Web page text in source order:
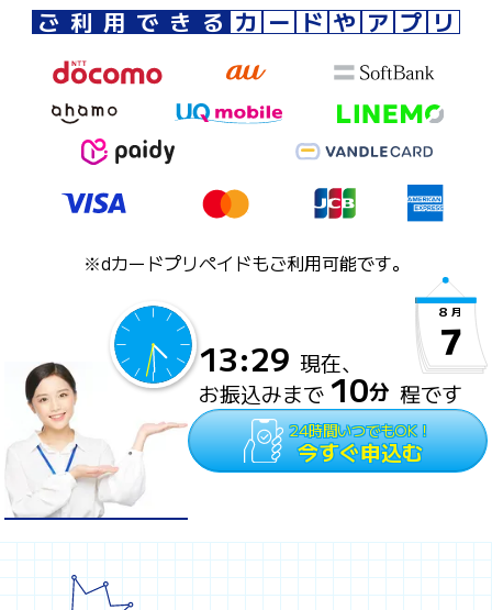
ご 利 用 で き る カ ー ド や ア プ リ
※dカードプリペイドもご利用可能です。
13:29 現在、
8 月
7
お振込みまで 10分 程です
24時間いつでもOK！
今すぐ申込む